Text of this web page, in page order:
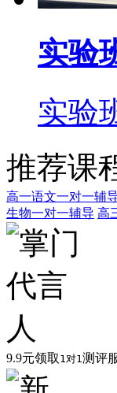
实验
实验
推荐课
高一语文一对一辅
生物一对一辅导 高
9.9元领取 1对1测评